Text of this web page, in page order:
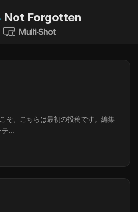
Not Forgotten
そ。こちらは最初の投稿です。編集
テ…